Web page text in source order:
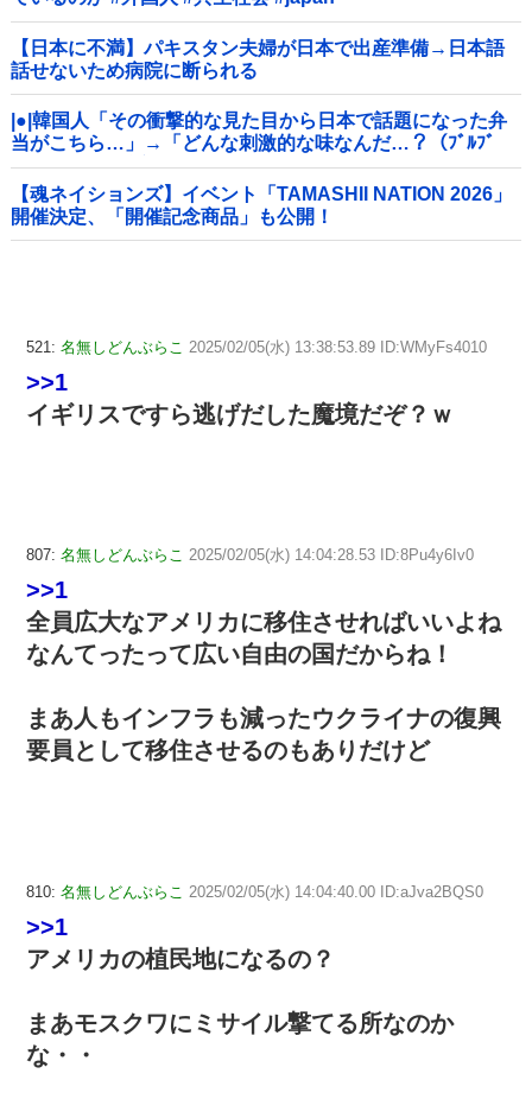
【日本に不満】パキスタン夫婦が日本で出産準備→日本語
話せないため病院に断られる
|●|韓国人「その衝撃的な見た目から日本で話題になった弁
当がこちら…」→「どんな刺激的な味なんだ…？（ﾌﾞﾙﾌﾞ
ﾙ」＝韓国の反応
【魂ネイションズ】イベント「TAMASHII NATION 2026」
開催決定、「開催記念商品」も公開！
521: 名無しどんぶらこ 2025/02/05(水) 13:38:53.89 ID:WMyFs4010
>>1
イギリスですら逃げだした魔境だぞ？ｗ
807: 名無しどんぶらこ 2025/02/05(水) 14:04:28.53 ID:8Pu4y6Iv0
>>1
全員広大なアメリカに移住させればいいよね
なんてったって広い自由の国だからね！
まあ人もインフラも減ったウクライナの復興
要員として移住させるのもありだけど
810: 名無しどんぶらこ 2025/02/05(水) 14:04:40.00 ID:aJva2BQS0
>>1
アメリカの植民地になるの？
まあモスクワにミサイル撃てる所なのか
な・・